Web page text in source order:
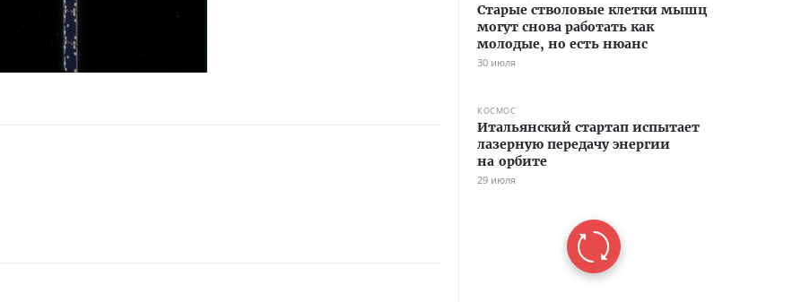
Старые стволовые клетки мышц
могут снова работать как
молодые, но есть нюанс
30 июля
КОСМОС
Итальянский стартап испытает
лазерную передачу энергии
на орбите
29 июля